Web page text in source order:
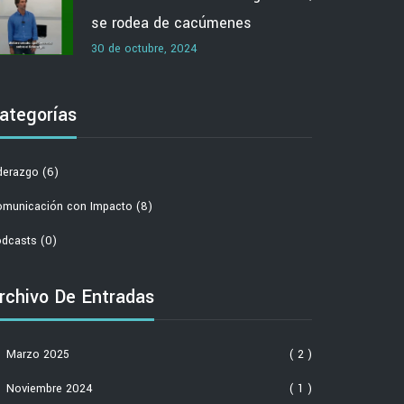
se rodea de cacúmenes
30 de octubre, 2024
(6)
con Impacto (8)
(0)
De Entradas
Marzo 2025 ( 2 )
Noviembre 2024 ( 1 )